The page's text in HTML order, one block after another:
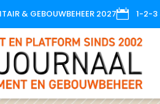
& GEBOUWBEHEER 2027 1-2-3